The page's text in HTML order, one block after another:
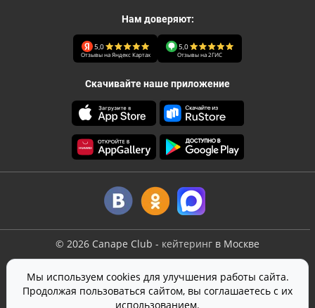
Нам доверяют:
5,0
Отзывы на Яндекс Картах
5,0
Отзывы на 2ГИС
Скачивайте наше приложение
© 2026 Canape Club - кейтеринг в Москве
Политика конфиденциальности
Согласие на обработку персональных данных
Мы используем cookies для улучшения работы сайта.
Продолжая пользоваться сайтом, вы соглашаетесь с их
использованием.